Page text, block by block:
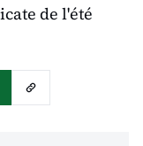
de l'été